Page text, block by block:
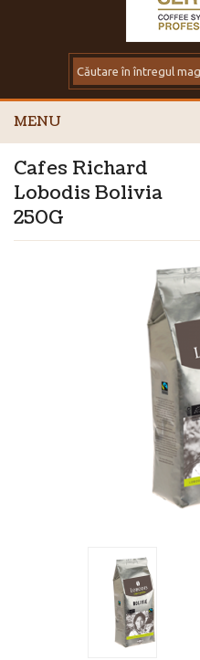
MENU
Cafes Richard
Lobodis Bolivia
250G